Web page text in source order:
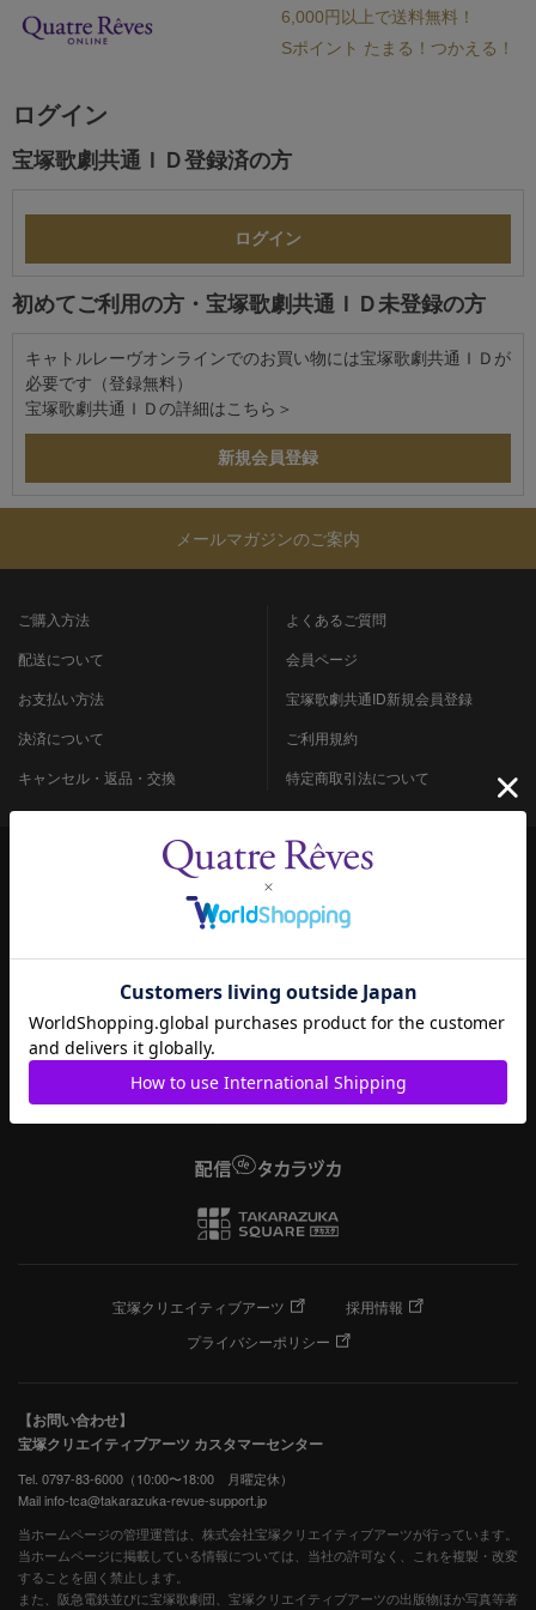
6,000円以上で送料無料！
Sポイント たまる！つかえる！
ログイン
宝塚歌劇共通ＩＤ登録済の方
初めてご利用の方・宝塚歌劇共通ＩＤ未登録の方
キャトルレーヴオンラインでのお買い物には宝塚歌劇共通ＩＤが
必要です（登録無料）
宝塚歌劇共通ＩＤの詳細は こちら＞
メールマガジンのご案内
ご購入方法
配送について
お支払い方法
決済について
キャンセル・返品・交換
よくあるご質問
会員ページ
宝塚歌劇共通ID新規会員登録
ご利用規約
特定商取引法について
宝塚クリエイティブアーツ
採用情報
プライバシーポリシー
【お問い合わせ】
宝塚クリエイティブアーツ カスタマーセンター
Tel. 0797-83-6000（10:00〜18:00 月曜定休）
Mail info-tca@takarazuka-revue-support.jp
当ホームページの管理運営は、株式会社宝塚クリエイティブアーツが行っています。
当ホームページに掲載している情報については、当社の許可なく、これを複製・改変
することを固く禁止します。
また、阪急電鉄並びに宝塚歌劇団、宝塚クリエイティブアーツの出版物ほか写真等著